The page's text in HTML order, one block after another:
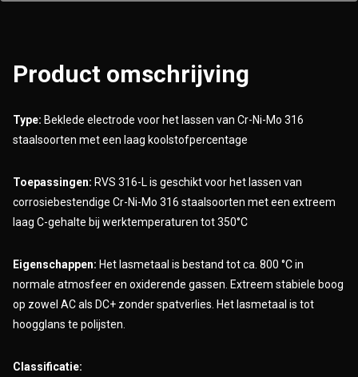
Product omschrijving
Type: Beklede electrode voor het lassen van Cr-Ni-Mo 316
staalsoorten met een laag koolstofpercentage
Toepassingen: RVS 316-L is geschikt voor het lassen van
corrosiebestendige Cr-Ni-Mo 316 staalsoorten met een extreem
laag C-gehalte bij werktemperaturen tot 350°C
Eigenschappen: Het lasmetaal is bestand tot ca. 800 °C in
normale atmosfeer en oxiderende gassen. Extreem stabiele boog
op zowel AC als DC+ zonder spatverlies. Het lasmetaal is tot
hoogglans te polijsten.
Classificatie: